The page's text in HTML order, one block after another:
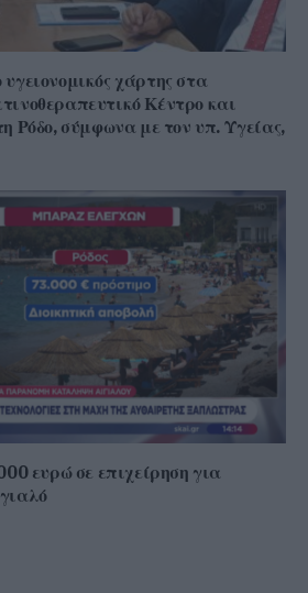
χάρτης στα
Κέντρο και
Ρόδο, σύμφωνα με τον υπ. Υγείας,
ευρώ σε επιχείρηση για